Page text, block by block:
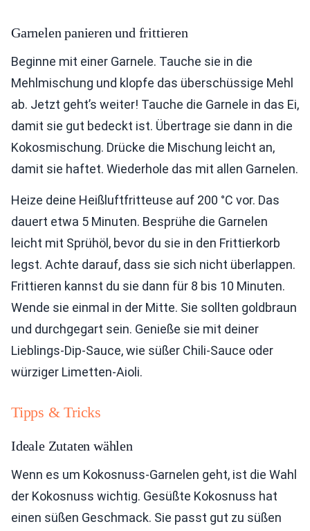
Garnelen panieren und frittieren
Beginne mit einer Garnele. Tauche sie in die
Mehlmischung und klopfe das überschüssige Mehl
ab. Jetzt geht’s weiter! Tauche die Garnele in das Ei,
damit sie gut bedeckt ist. Übertrage sie dann in die
Kokosmischung. Drücke die Mischung leicht an,
damit sie haftet. Wiederhole das mit allen Garnelen.
Heize deine Heißluftfritteuse auf 200 °C vor. Das
dauert etwa 5 Minuten. Besprühe die Garnelen
leicht mit Sprühöl, bevor du sie in den Frittierkorb
legst. Achte darauf, dass sie sich nicht überlappen.
Frittieren kannst du sie dann für 8 bis 10 Minuten.
Wende sie einmal in der Mitte. Sie sollten goldbraun
und durchgegart sein. Genieße sie mit deiner
Lieblings-Dip-Sauce, wie süßer Chili-Sauce oder
würziger Limetten-Aioli.
Tipps & Tricks
Ideale Zutaten wählen
Wenn es um Kokosnuss-Garnelen geht, ist die Wahl
der Kokosnuss wichtig. Gesüßte Kokosnuss hat
einen süßen Geschmack. Sie passt gut zu süßen